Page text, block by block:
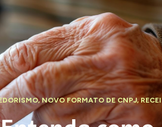
,NOVO FORMATO DE CNPJ,